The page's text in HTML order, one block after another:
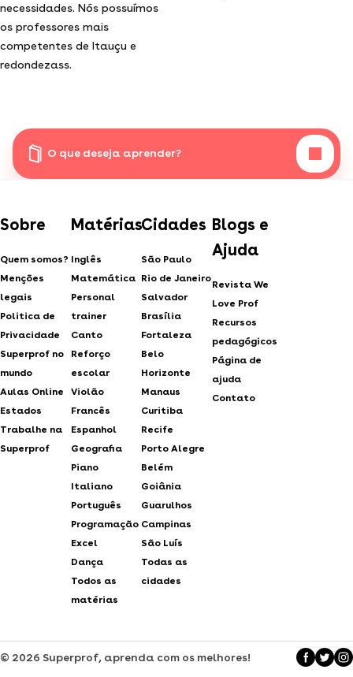
necessidades. Nós possuímos
os professores mais
competentes de Itauçu e
redondezass.
O que deseja aprender?
Sobre
Quem somos?
Menções
legais
Politica de
Privacidade
Superprof no
mundo
Aulas Online
Estados
Trabalhe na
Superprof
Matérias
Inglês
Matemática
Personal
trainer
Canto
Reforço
escolar
Violão
Francês
Espanhol
Geografia
Piano
Italiano
Português
Programação
Excel
Dança
Todos as
matérias
Cidades
São Paulo
Rio de Janeiro
Salvador
Brasília
Fortaleza
Belo
Horizonte
Manaus
Curitiba
Recife
Porto Alegre
Belém
Goiânia
Guarulhos
Campinas
São Luís
Todas as
cidades
Blogs e
Ajuda
Revista We
Love Prof
Recursos
pedagógicos
Página de
ajuda
Contato
© 2026 Superprof, aprenda com os melhores!